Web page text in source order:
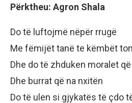
Përktheu: Agron Shala
Do të luftojmë nëpër rrugë
Me fëmijët tanë te këmbët
Dhe do të zhduken moralet
Dhe burrat që na nxitën
Do të ulen si gjykatës të çdo